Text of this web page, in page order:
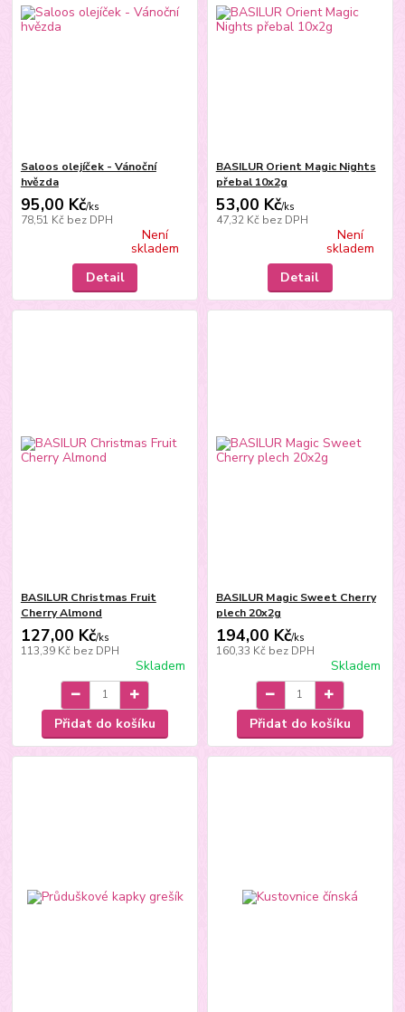
Saloos olejíček - Vánoční
hvězda
95,00 Kč/ks
78,51 Kč bez DPH
Není
skladem
Detail
BASILUR Orient Magic Nights
přebal 10x2g
53,00 Kč/ks
47,32 Kč bez DPH
Není
skladem
Detail
BASILUR Christmas Fruit
Cherry Almond
127,00 Kč/ks
113,39 Kč bez DPH
Skladem
Přidat do košíku
BASILUR Magic Sweet Cherry
plech 20x2g
194,00 Kč/ks
160,33 Kč bez DPH
Skladem
Přidat do košíku